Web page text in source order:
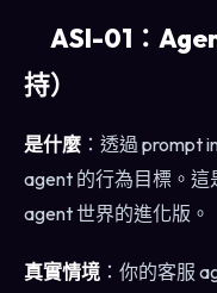
ASI-01：
持）
是什麼 ：透過 prompt
agent 的行為目標。這
agent 世界的進化版。
真實情境 ：你的客服